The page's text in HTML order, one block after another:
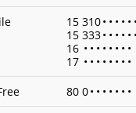
15 310• • • • •
15 333• • • • •
16 • • • • • • • •
17 • • • • • • • •
80 0• • • • • • •